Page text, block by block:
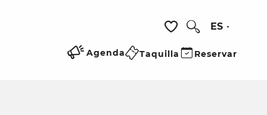
Voir les favoris
ES
Agenda Taquilla Reservar